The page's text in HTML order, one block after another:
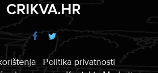
CRIKVA.HR
Politika privatnosti